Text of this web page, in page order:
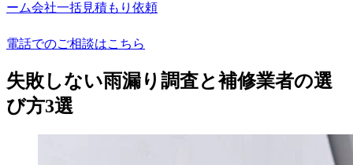
ーム会社一括見積もり依頼
電話でのご相談はこちら
失敗しない雨漏り調査と補修業者の選
び方3選